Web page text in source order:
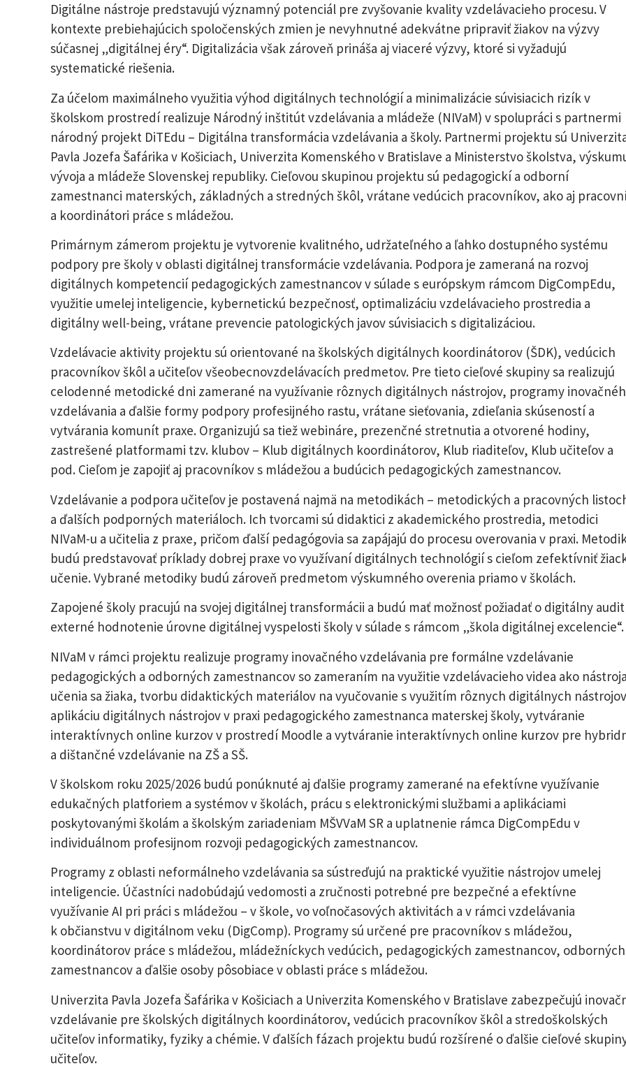
Digitálne nástroje predstavujú významný potenciál pre zvyšovanie kvality vzdelávacieho procesu. V
kontexte prebiehajúcich spoločenských zmien je nevyhnutné adekvátne pripraviť žiakov na výzvy
súčasnej „digitálnej éry“. Digitalizácia však zároveň prináša aj viaceré výzvy, ktoré si vyžadujú
systematické riešenia.
Za účelom maximálneho využitia výhod digitálnych technológií a minimalizácie súvisiacich rizík v
školskom prostredí realizuje Národný inštitút vzdelávania a mládeže (NIVaM) v spolupráci s partnermi
národný projekt DiTEdu – Digitálna transformácia vzdelávania a školy. Partnermi projektu sú
Pavla Jozefa Šafárika v Košiciach, Univerzita Komenského v Bratislave a Ministerstvo školstva,
vývoja a mládeže Slovenskej republiky. Cieľovou skupinou projektu sú pedagogickí a odborní
zamestnanci materských, základných a stredných škôl, vrátane vedúcich pracovníkov, ako aj
a koordinátori práce s mládežou.
Primárnym zámerom projektu je vytvorenie kvalitného, udržateľného a ľahko dostupného systému
podpory pre školy v oblasti digitálnej transformácie vzdelávania. Podpora je zameraná na rozvoj
digitálnych kompetencií pedagogických zamestnancov v súlade s európskym rámcom DigCompEdu,
využitie umelej inteligencie, kybernetickú bezpečnosť, optimalizáciu vzdelávacieho prostredia a
digitálny well-being, vrátane prevencie patologických javov súvisiacich s digitalizáciou.
Vzdelávacie aktivity projektu sú orientované na školských digitálnych koordinátorov (ŠDK), vedúcich
pracovníkov škôl a učiteľov všeobecnovzdelávacích predmetov. Pre tieto cieľové skupiny sa realizujú
celodenné metodické dni zamerané na využívanie rôznych digitálnych nástrojov, programy
vzdelávania a ďalšie formy podpory profesijného rastu, vrátane sieťovania, zdieľania skúseností a
vytvárania komunít praxe. Organizujú sa tiež webináre, prezenčné stretnutia a otvorené hodiny,
zastrešené platformami tzv. klubov – Klub digitálnych koordinátorov, Klub riaditeľov, Klub učiteľov a
pod. Cieľom je zapojiť aj pracovníkov s mládežou a budúcich pedagogických zamestnancov.
Vzdelávanie a podpora učiteľov je postavená najmä na metodikách – metodických a pracovných
a ďalších podporných materiáloch. Ich tvorcami sú didaktici z akademického prostredia, metodici
NIVaM-u a učitelia z praxe, pričom ďalší pedagógovia sa zapájajú do procesu overovania v praxi.
budú predstavovať príklady dobrej praxe vo využívaní digitálnych technológií s cieľom zefektívniť
učenie. Vybrané metodiky budú zároveň predmetom výskumného overenia priamo v školách.
Zapojené školy pracujú na svojej digitálnej transformácii a budú mať možnosť požiadať o digitálny
externé hodnotenie úrovne digitálnej vyspelosti školy v súlade s rámcom „škola digitálnej excelencie“.
NIVaM v rámci projektu realizuje programy inovačného vzdelávania pre formálne vzdelávanie
pedagogických a odborných zamestnancov so zameraním na využitie vzdelávacieho videa ako
učenia sa žiaka, tvorbu didaktických materiálov na vyučovanie s využitím rôznych digitálnych
aplikáciu digitálnych nástrojov v praxi pedagogického zamestnanca materskej školy, vytváranie
interaktívnych online kurzov v prostredí Moodle a vytváranie interaktívnych online kurzov pre
a dištančné vzdelávanie na ZŠ a SŠ.
V školskom roku 2025/2026 budú ponúknuté aj ďalšie programy zamerané na efektívne využívanie
edukačných platforiem a systémov v školách, prácu s elektronickými službami a aplikáciami
poskytovanými školám a školským zariadeniam MŠVVaM SR a uplatnenie rámca DigCompEdu v
individuálnom profesijnom rozvoji pedagogických zamestnancov.
Programy z oblasti neformálneho vzdelávania sa sústreďujú na praktické využitie nástrojov umelej
inteligencie. Účastníci nadobúdajú vedomosti a zručnosti potrebné pre bezpečné a efektívne
využívanie AI pri práci s mládežou – v škole, vo voľnočasových aktivitách a v rámci vzdelávania
k občianstvu v digitálnom veku (DigComp). Programy sú určené pre pracovníkov s mládežou,
koordinátorov práce s mládežou, mládežníckych vedúcich, pedagogických zamestnancov, odborných
zamestnancov a ďalšie osoby pôsobiace v oblasti práce s mládežou.
Univerzita Pavla Jozefa Šafárika v Košiciach a Univerzita Komenského v Bratislave zabezpečujú
vzdelávanie pre školských digitálnych koordinátorov, vedúcich pracovníkov škôl a stredoškolských
učiteľov informatiky, fyziky a chémie. V ďalších fázach projektu budú rozšírené o ďalšie cieľové
učiteľov.